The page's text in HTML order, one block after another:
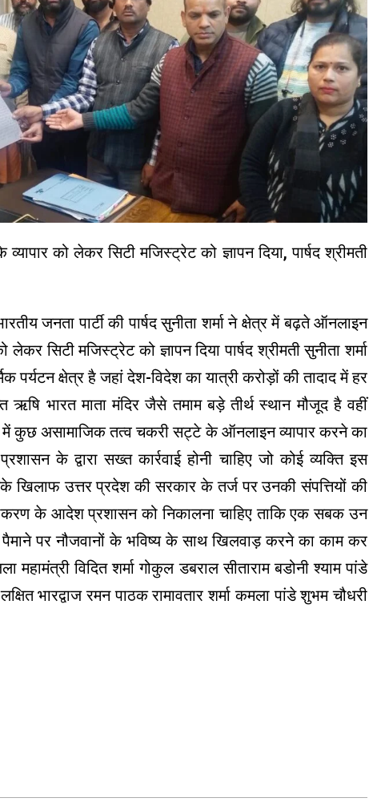
को लेकर सिटी मजिस्ट्रेट को ज्ञापन दिया, पार्षद श्रीमती
जनता पार्टी की पार्षद सुनीता शर्मा ने क्षेत्र में बढ़ते ऑनलाइन
सिटी मजिस्ट्रेट को ज्ञापन दिया पार्षद श्रीमती सुनीता शर्मा
पर्यटन क्षेत्र है जहां देश-विदेश का यात्री करोड़ों की तादाद में हर
ऋषि भारत माता मंदिर जैसे तमाम बड़े तीर्थ स्थान मौजूद है वहीं
में कुछ असामाजिक तत्व चकरी सट्टे के ऑनलाइन व्यापार करने का
के द्वारा सख्त कार्रवाई होनी चाहिए जो कोई व्यक्ति इस
खिलाफ उत्तर प्रदेश की सरकार के तर्ज पर उनकी संपत्तियों की
के आदेश प्रशासन को निकालना चाहिए ताकि एक सबक उन
पर नौजवानों के भविष्य के साथ खिलवाड़ करने का काम कर
महामंत्री विदित शर्मा गोकुल डबराल सीताराम बडोनी श्याम पांडे
भारद्वाज रमन पाठक रामावतार शर्मा कमला पांडे शुभम चौधरी